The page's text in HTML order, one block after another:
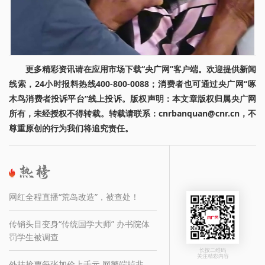
更多精彩资讯请在应用市场下载“央广网”客户端。欢迎提供新闻
线索，24小时报料热线400-800-0088；消费者也可通过央广网“啄
木鸟消费者投诉平台”线上投诉。版权声明：本文章版权归属央广网
所有，未经授权不得转载。转载请联系：cnrbanquan@cnr.cn，不
尊重原创的行为我们将追究责任。
网红全程直播“荒岛改造”，被查处！
传销头目变身“传统国学大师” 办书院体
罚学生被调查
长按二维码
关注精彩内容